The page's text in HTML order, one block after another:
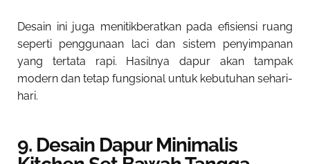
Desain ini juga menitikberatkan pada efisiensi ruang
seperti penggunaan laci dan sistem penyimpanan
yang tertata rapi. Hasilnya dapur akan tampak
modern dan tetap fungsional untuk kebutuhan sehari-
hari.
9. Desain Dapur Minimalis